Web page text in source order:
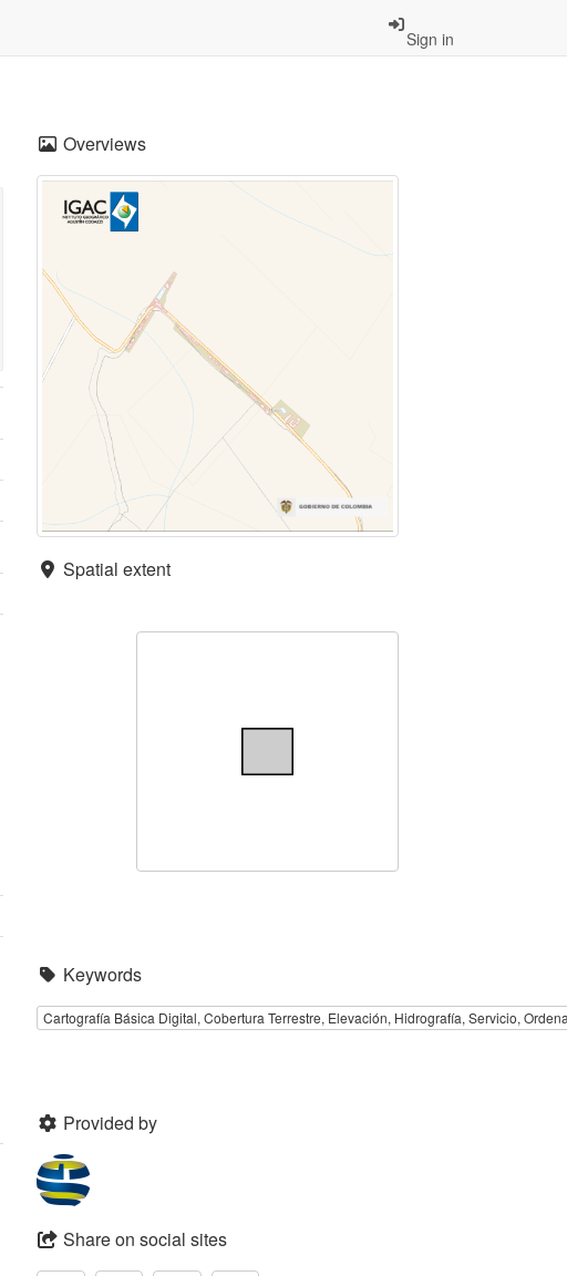
Sign in
Overviews
Spatial extent
Keywords
Cartografía Básica Digital, Cobertura Terrestre, Elevación, Hidrografía, Servicio,
Provided by
Share on social sites